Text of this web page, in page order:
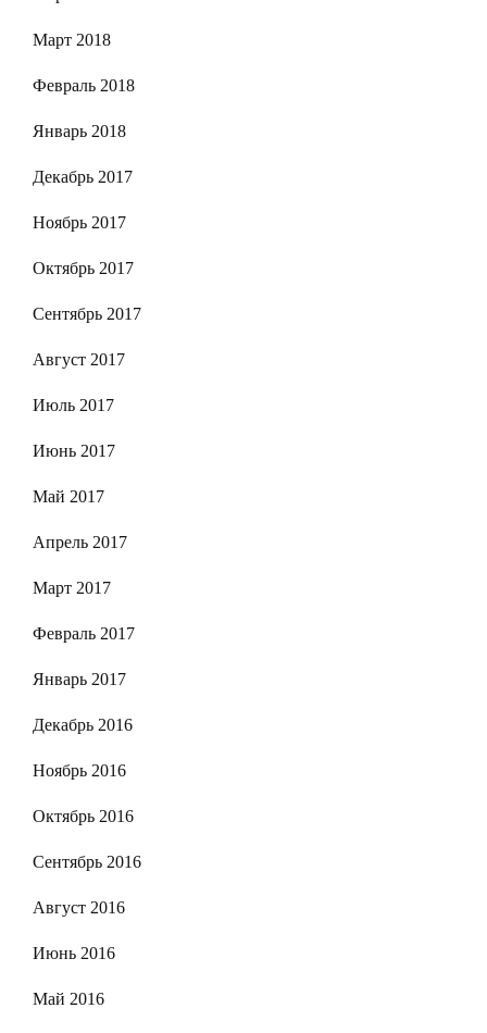
Март 2018
Февраль 2018
Январь 2018
Декабрь 2017
Ноябрь 2017
Октябрь 2017
Сентябрь 2017
Август 2017
Июль 2017
Июнь 2017
Май 2017
Апрель 2017
Март 2017
Февраль 2017
Январь 2017
Декабрь 2016
Ноябрь 2016
Октябрь 2016
Сентябрь 2016
Август 2016
Июнь 2016
Май 2016